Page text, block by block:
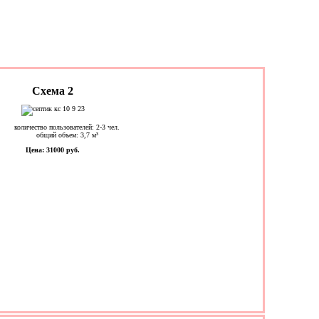
Схема 2
количество пользователей: 2-3 чел.
общий объем: 3,7 м³
Цена: 31000 руб.